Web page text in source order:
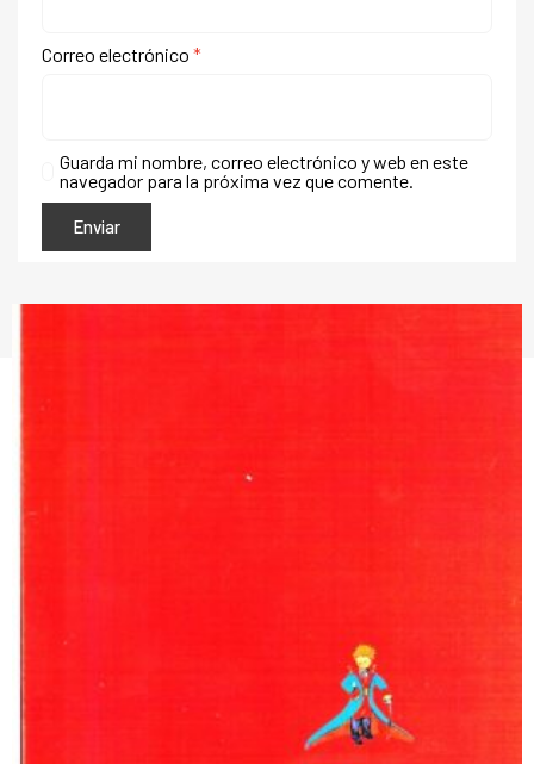
Correo electrónico *
Guarda mi nombre, correo electrónico y web en este
navegador para la próxima vez que comente.